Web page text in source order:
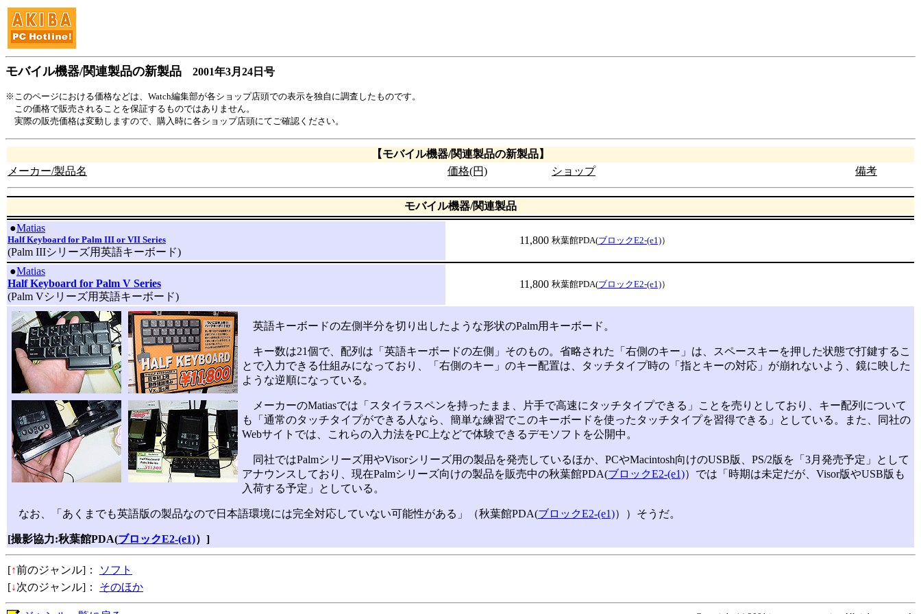
モバイル機器/関連製品の新製品 2001年3月24日号
※このページにおける価格などは、Watch編集部が各ショップ店頭での表示を独自に調査したものです。
この価格で販売されることを保証するものではありません。
実際の販売価格は変動しますので、購入時に各ショップ店頭にてご確認ください。
【モバイル機器/関連製品の新製品】
メーカー/製品名
価格(円) ショップ 備考
モバイル機器/関連製品
●Matias
Half Keyboard for Palm III or VII Series
(Palm IIIシリーズ用英語キーボード)
11,800 秋葉館PDA(ブロックE2-(e1)）
●Matias
Half Keyboard for Palm V Series
(Palm Vシリーズ用英語キーボード)
11,800 秋葉館PDA(ブロックE2-(e1)）
英語キーボードの左側半分を切り出したような形状のPalm用キーボード。
キー数は21個で、配列は「英語キーボードの左側」そのもの。省略された「右側のキー」は、スペースキーを押した状態で打鍵するこ
とで入力できる仕組みになっており、「右側のキー」のキー配置は、タッチタイプ時の「指とキーの対応」が崩れないよう、鏡に映した
ような逆順になっている。
メーカーのMatiasでは「スタイラスペンを持ったまま、片手で高速にタッチタイプできる」ことを売りとしており、キー配列について
も「通常のタッチタイプができる人なら、簡単な練習でこのキーボードを使ったタッチタイプを習得できる」としている。また、同社の
Webサイトでは、これらの入力法をPC上などで体験できるデモソフトを公開中。
同社ではPalmシリーズ用やVisorシリーズ用の製品を発売しているほか、PCやMacintosh向けのUSB版、PS/2版を「3月発売予定」として
アナウンスしており、現在Palmシリーズ向けの製品を販売中の秋葉館PDA(ブロックE2-(e1)）では「時期は未定だが、Visor版やUSB版も
入荷する予定」としている。
なお、「あくまでも英語版の製品なので日本語環境には完全対応していない可能性がある」（秋葉館PDA(ブロックE2-(e1)））そうだ。
[撮影協力:秋葉館PDA(ブロックE2-(e1)）]
[↑前のジャンル]：
ソフト
[↓次のジャンル]： そのほか